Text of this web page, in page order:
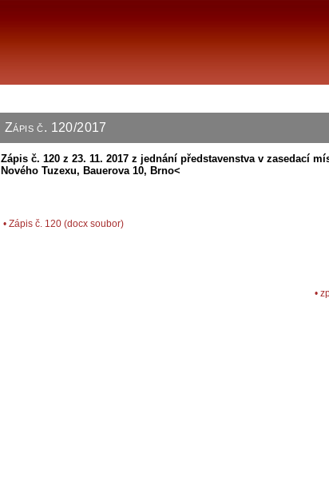
Zápis č. 120/2017
Zápis č. 120 z 23. 11. 2017 z jednání představenstva v zasedací
Nového Tuzexu, Bauerova 10, Brno<
• Zápis č. 120 (docx soubor)
•